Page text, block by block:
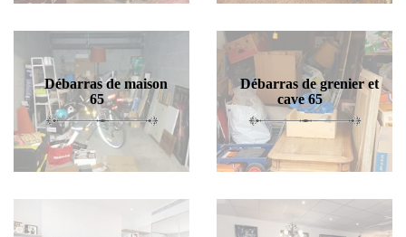
Débarras de maison
65
Débarras de grenier et
cave 65